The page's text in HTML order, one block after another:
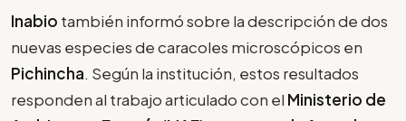
Inabio también informó sobre la descripción de dos
nuevas especies de caracoles microscópicos en
Pichincha. Según la institución, estos resultados
responden al trabajo articulado con el Ministerio de